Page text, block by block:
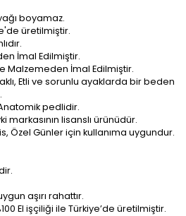
boyamaz.
üretilmiştir.
İmal Edilmiştir.
Malzemeden İmal Edilmiştir.
Etli ve sorunlu ayaklarda bir beden
pedlidir.
markasının lisanslı ürünüdür.
Özel Günler için kullanıma uygundur.
aşırı rahattır.
El işçiliği ile Türkiye’de üretilmiştir.